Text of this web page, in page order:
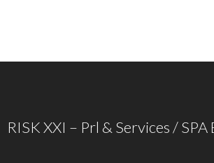
RISK XXI – Prl & Services /